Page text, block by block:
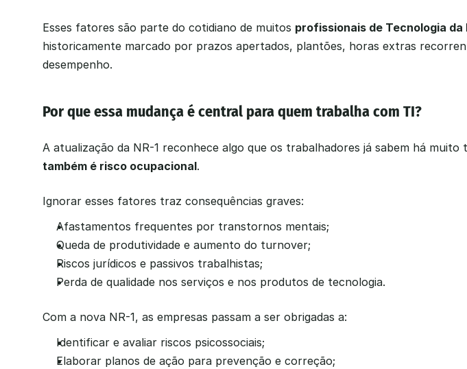
Esses fatores são parte do cotidiano de muitos profissionais de Tecnologia
historicamente marcado por prazos apertados, plantões, horas extras
desempenho.
Por que essa mudança é central para quem trabalha com TI?
A atualização da NR-1 reconhece algo que os trabalhadores já sabem há muito
também é risco ocupacional.
Ignorar esses fatores traz consequências graves:
Afastamentos frequentes por transtornos mentais;
Queda de produtividade e aumento do turnover;
Riscos jurídicos e passivos trabalhistas;
Perda de qualidade nos serviços e nos produtos de tecnologia.
Com a nova NR-1, as empresas passam a ser obrigadas a:
Identificar e avaliar riscos psicossociais;
Elaborar planos de ação para prevenção e correção;